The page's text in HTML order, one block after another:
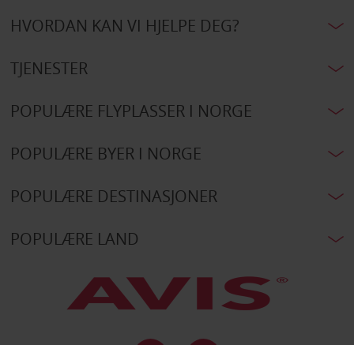
HVORDAN KAN VI HJELPE DEG?
TJENESTER
POPULÆRE FLYPLASSER I NORGE
POPULÆRE BYER I NORGE
POPULÆRE DESTINASJONER
POPULÆRE LAND